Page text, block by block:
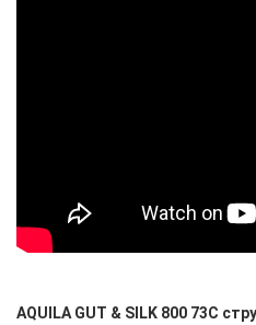
AQUILA GUT & SILK 800 73C